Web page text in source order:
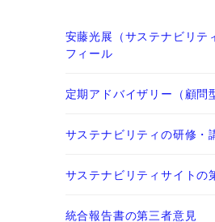
安藤光展（サステナビリテ
フィール
定期アドバイザリー（顧問
サステナビリティの研修・
サステナビリティサイトの
統合報告書の第三者意見